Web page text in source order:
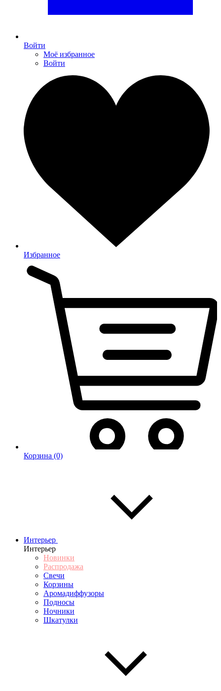
Войти
Моё избранное
Войти
Избранное
Корзина (0)
Интерьер
Интерьер
Новинки
Распродажа
Свечи
Корзины
Аромадиффузоры
Подносы
Ночники
Шкатулки